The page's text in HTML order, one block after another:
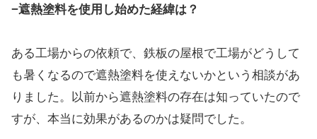
−遮熱塗料を使用し始めた経緯は？
ある工場からの依頼で、鉄板の屋根で工場がどうして
も暑くなるので遮熱塗料を使えないかという相談があ
りました。以前から遮熱塗料の存在は知っていたので
すが、本当に効果があるのかは疑問でした。